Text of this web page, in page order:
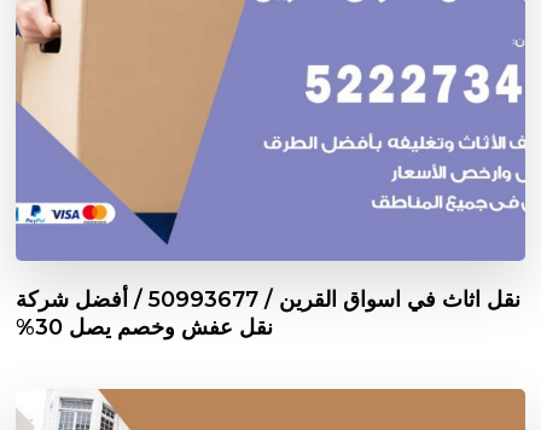
نقل اثاث في اسواق القرين / 50993677 / أفضل شركة
نقل عفش وخصم يصل 30%